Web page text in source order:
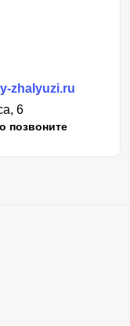
zhalyuzi.ru
6
позвоните